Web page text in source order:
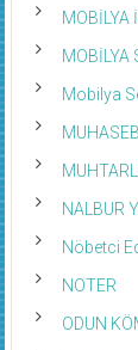
MOBİLYA
MOBİLYA
Mobilya
NALBUR
Nöbetci
NOTER
ODUN